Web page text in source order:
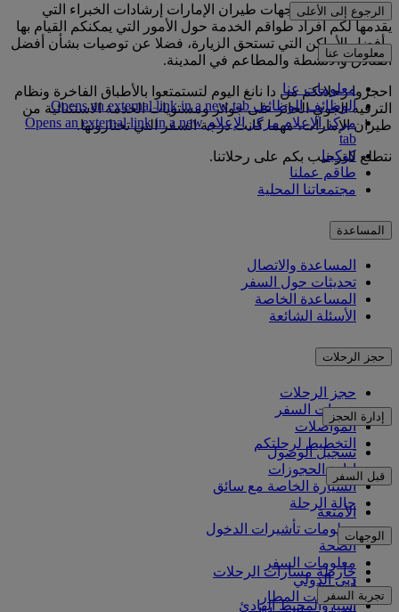
ويوفر لكم دليل وجهات طيران الإمارات إرشادات الخبراء التي
يقدمها لكم أفراد طواقم الخدمة حول الأمور التي يمكنكم القيام بها
وأفضل الأماكن التي تستحق الزيارة، فضلا عن توصيات بشأن أفضل
الفنادق والأنشطة والمطاعم في المدينة.
احجزوا رحلاتكم من دا نانغ اليوم لتستمتعوا بالأطباق الفاخرة ونظام
الترفيه الجوي الحائز على جوائز ومستويات الخدمة الاستثنائية من
طيران الإمارات، مهما كانت درجة السفر التي تختارونها.
نتطلع للترحيب بكم على رحلاتنا.
الرجوع إلى الأعلى
معلومات عنا
معلومات عنا
الوظائفالوظائف Opens an external link in a new tab
مركز الإعلام
مركز الإعلام Opens an external link in a new
tab
كوكبنا
طاقم عملنا
مجتمعاتنا المحلية
المساعدة
المساعدة والاتصال
تحديثات حول السفر
المساعدة الخاصة
الأسئلة الشائعة
حجز الرحلات
حجز الرحلات
خدمات السفر
المواصلات
التخطيط لرحلتكم
إدارة الحجز
تسجيل الوصول
إدارة الحجوزات
السيارة الخاصة مع سائق
حالة الرحلة
قبل السفر
الأمتعة
معلومات تأشيرات الدخول
الصحة
معلومات السفر
دبي الدولي
مواصلات المطار
الوجهات
خارطة مسارات الرحلات
أفريقيا
آسيا والمحيط الهادئ
تجربة السفر